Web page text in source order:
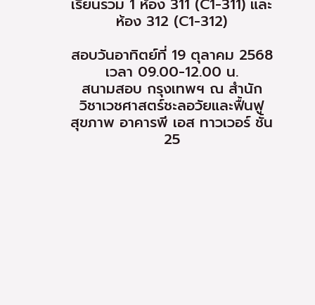
เรียนรวม 1 ห้อง 311 (C1-311) และ
ห้อง 312 (C1-312)
สอบวันอาทิตย์ที่ 19 ตุลาคม 2568
เวลา 09.00-12.00 น.
สนามสอบ กรุงเทพฯ ณ สำนัก
วิชาเวชศาสตร์ชะลอวัยและฟื้นฟู
สุขภาพ อาคารพี เอส ทาวเวอร์ ชั้น
25